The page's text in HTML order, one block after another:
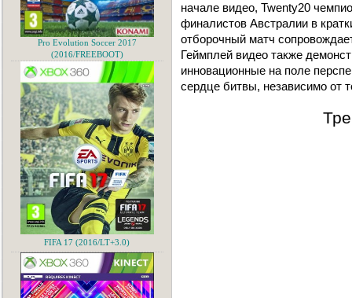
начале видео, Twenty20
финалистов Австралии в
отборочный матч
Геймплей видео также
инновационные на поле
сердце битвы, независимо от
Pro Evolution Soccer 2017
(2016/FREEBOOT)
FIFA 17 (2016/LT+3.0)